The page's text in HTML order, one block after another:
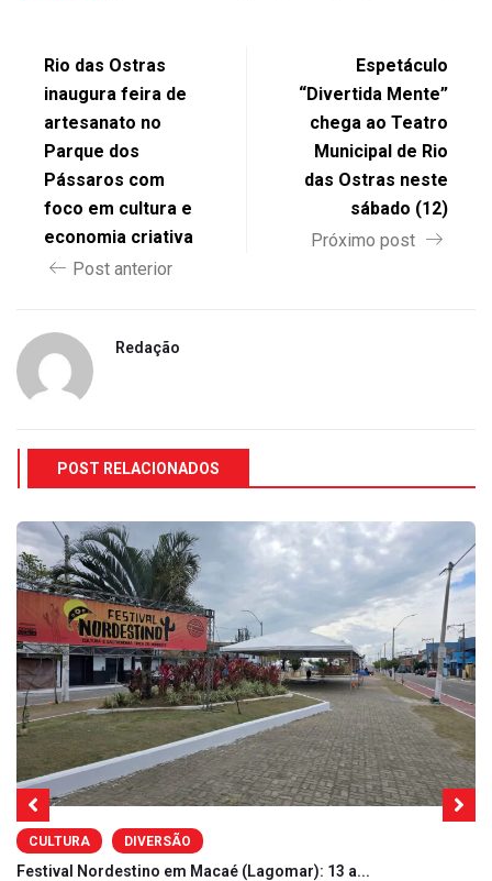
Rio das Ostras
inaugura feira de
artesanato no
Parque dos
Pássaros com
foco em cultura e
economia criativa
Post anterior
Espetáculo
“Divertida Mente”
chega ao Teatro
Municipal de Rio
das Ostras neste
sábado (12)
Próximo post
Redação
POST RELACIONADOS
CULTURA DIVERSÃO
Festival Nordestino em Macaé (Lagomar): 13 a...